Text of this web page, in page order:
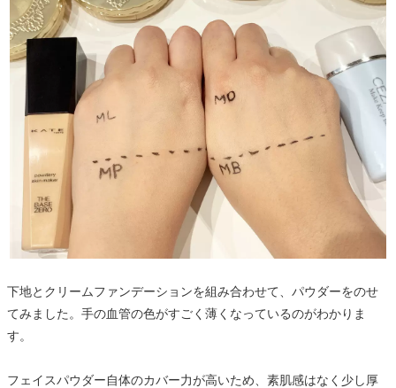
下地とクリームファンデーションを組み合わせて、パウダーをのせ
てみました。手の血管の色がすごく薄くなっているのがわかりま
す。
フェイスパウダー自体のカバー力が高いため、素肌感はなく少し厚